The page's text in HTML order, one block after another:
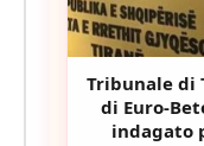
Tribunale di
di Euro-
indagato